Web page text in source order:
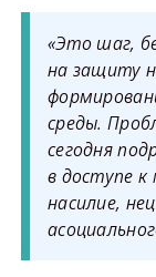
«Это шаг,
на защиту
среды.
сегодня
в доступе
насилие,